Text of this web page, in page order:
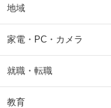
地域
家電・PC・カメラ
就職・転職
教育